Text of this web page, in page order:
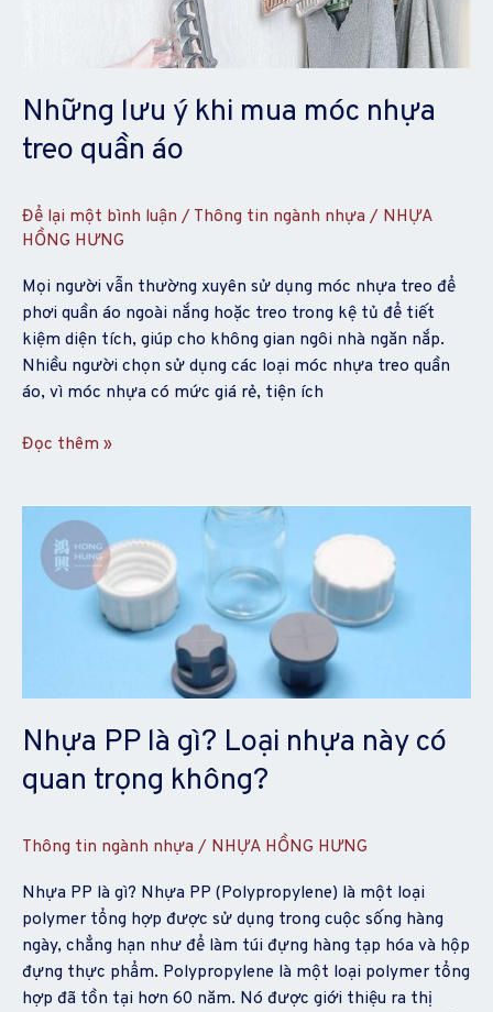
Những lưu ý khi mua móc nhựa
treo quần áo
Để lại một bình luận / Thông tin ngành nhựa / NHỰA
HỒNG HƯNG
Mọi người vẫn thường xuyên sử dụng móc nhựa treo để
phơi quần áo ngoài nắng hoặc treo trong kệ tủ để tiết
kiệm diện tích, giúp cho không gian ngôi nhà ngăn nắp.
Nhiều người chọn sử dụng các loại móc nhựa treo quần
áo, vì móc nhựa có mức giá rẻ, tiện ích
treo
quần
áo
Đọc thêm »
Nhựa PP là gì? Loại nhựa này có
quan trọng không?
Thông tin ngành nhựa / NHỰA HỒNG HƯNG
Nhựa PP là gì? Nhựa PP (Polypropylene) là một loại
polymer tổng hợp được sử dụng trong cuộc sống hàng
ngày, chẳng hạn như để làm túi đựng hàng tạp hóa và hộp
đựng thực phẩm. Polypropylene là một loại polymer tổng
hợp đã tồn tại hơn 60 năm. Nó được giới thiệu ra thị
Nhựa
PP
có
quan
trọng
không?